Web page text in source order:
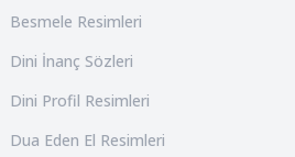
Besmele Resimleri
Dini İnanç Sözleri
Dini Profil Resimleri
Dua Eden El Resimleri